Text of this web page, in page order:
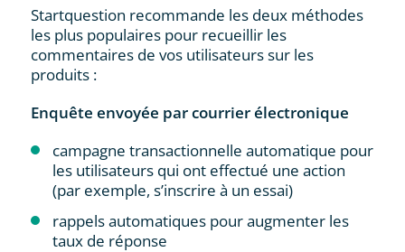
Startquestion recommande les deux méthodes
les plus populaires pour recueillir les
commentaires de vos utilisateurs sur les
produits :
Enquête envoyée par courrier électronique
campagne transactionnelle automatique pour
les utilisateurs qui ont effectué une action
(par exemple, s’inscrire à un essai)
rappels automatiques pour augmenter les
taux de réponse